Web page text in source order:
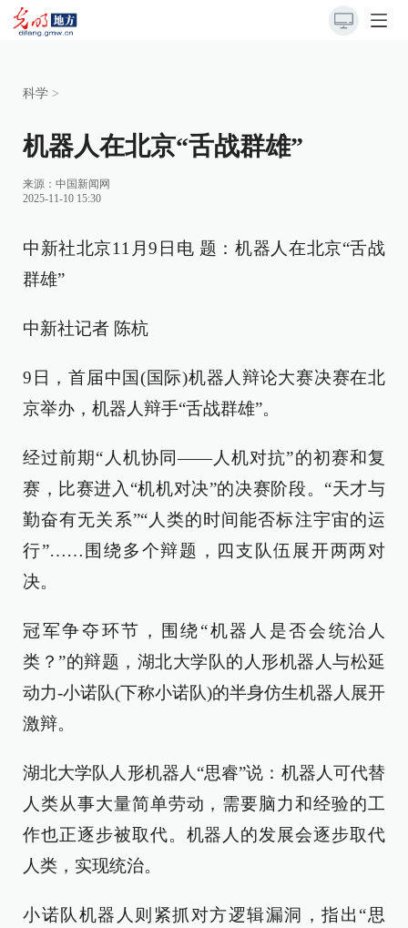
科学 >
机器人在北京“舌战群雄”
来源： 中国新闻网
2025-11-10 15:30
中新社北京11月9日电 题：机器人在北京“舌战
群雄”
中新社记者 陈杭
9日，首届中国(国际)机器人辩论大赛决赛在北
京举办，机器人辩手“舌战群雄”。
经过前期“人机协同——人机对抗”的初赛和复
赛，比赛进入“机机对决”的决赛阶段。“天才与
勤奋有无关系”“人类的时间能否标注宇宙的运
行”……围绕多个辩题，四支队伍展开两两对
决。
冠军争夺环节，围绕“机器人是否会统治人
类？”的辩题，湖北大学队的人形机器人与松延
动力-小诺队(下称小诺队)的半身仿生机器人展开
激辩。
湖北大学队人形机器人“思睿”说：机器人可代替
人类从事大量简单劳动，需要脑力和经验的工
作也正逐步被取代。机器人的发展会逐步取代
人类，实现统治。
小诺队机器人则紧抓对方逻辑漏洞，指出“思